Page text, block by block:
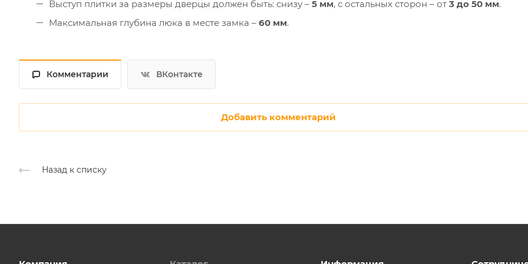
Выступ плитки за размеры дверцы должен быть: снизу – 5 мм, с остальных сторон – от 3 до 50 мм.
Максимальная глубина люка в месте замка – 60 мм.
Комментарии ВКонтакте
Добавить комментарий
Назад к списку